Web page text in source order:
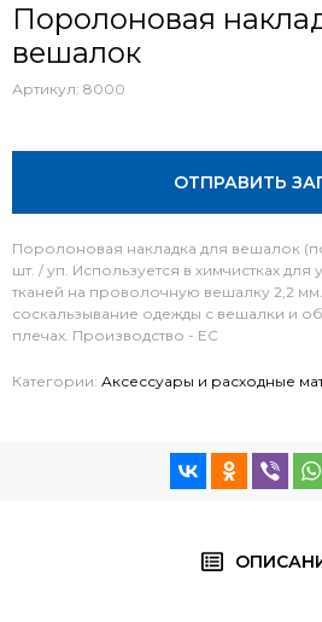
Поролоновая
вешалок
Артикул: 8000
ОТПРАВИТЬ
Поролоновая накладка для вешалок
шт. / уп. Используется в химчистках
тканей на проволочную вешалку 2,2
соскальзывание одежды с вешалки и
плечах. Производство - ЕС
Категории: Аксессуары и расходные